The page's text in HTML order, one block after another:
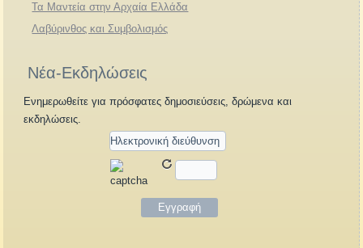
Τα Μαντεία στην Αρχαία Ελλάδα
Λαβύρινθος και Συμβολισμός
Νέα-Εκδηλώσεις
Ενημερωθείτε για πρόσφατες δημοσιεύσεις, δρώμενα και
εκδηλώσεις.